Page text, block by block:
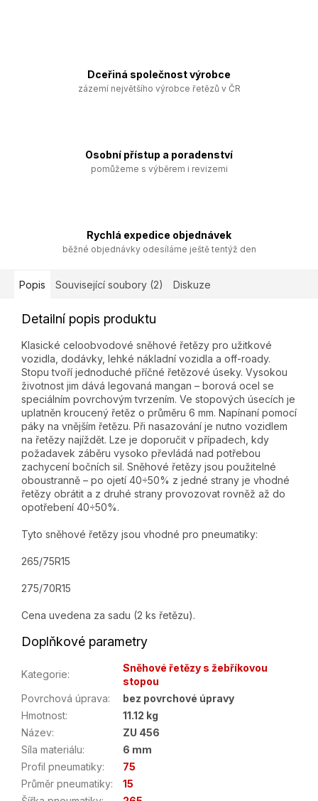
Dceřiná společnost výrobce
zázemí největšího výrobce řetězů v ČR
Osobní přístup a poradenství
pomůžeme s výběrem i revizemi
Rychlá expedice objednávek
běžné objednávky odesíláme ještě tentýž den
Popis Související soubory (2) Diskuze
Detailní popis produktu
Klasické celoobvodové sněhové řetězy pro užitkové
vozidla, dodávky, lehké nákladní vozidla a off-roady.
Stopu tvoří jednoduché příčné řetězové úseky. Vysokou
životnost jim dává legovaná mangan – borová ocel se
speciálním povrchovým tvrzením. Ve stopových úsecích je
uplatněn kroucený řetěz o průměru 6 mm. Napínaní pomocí
páky na vnějším řetězu. Při nasazování je nutno vozidlem
na řetězy najíždět. Lze je doporučit v případech, kdy
požadavek záběru vysoko převládá nad potřebou
zachycení bočních sil. Sněhové řetězy jsou použitelné
oboustranně – po ojetí 40÷50% z jedné strany je vhodné
řetězy obrátit a z druhé strany provozovat rovněž až do
opotřebení 40÷50%.
Tyto sněhové řetězy jsou vhodné pro pneumatiky:
265/75R15
275/70R15
Cena uvedena za sadu (2 ks řetězu).
Doplňkové parametry
Kategorie:
Sněhové řetězy s žebříkovou
stopou
Povrchová úprava:
bez povrchové úpravy
Hmotnost:
11.12 kg
Název:
ZU 456
Síla materiálu:
6 mm
Profil pneumatiky:
75
Průměr pneumatiky:
15